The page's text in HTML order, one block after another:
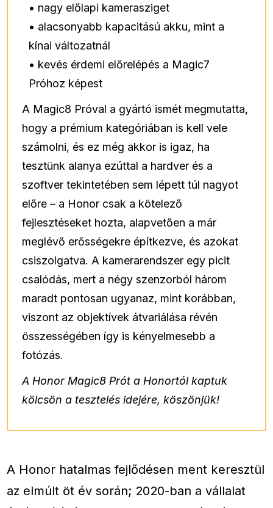
• nagy előlapi kamerasziget
• alacsonyabb kapacitású akku, mint a
kínai változatnál
• kevés érdemi előrelépés a Magic7
Próhoz képest
A Magic8 Próval a gyártó ismét megmutatta,
hogy a prémium kategóriában is kell vele
számolni, és ez még akkor is igaz, ha
tesztünk alanya ezúttal a hardver és a
szoftver tekintetében sem lépett túl nagyot
előre – a Honor csak a kötelező
fejlesztéseket hozta, alapvetően a már
meglévő erősségekre építkezve, és azokat
csiszolgatva. A kamerarendszer egy picit
csalódás, mert a négy szenzorból három
maradt pontosan ugyanaz, mint korábban,
viszont az objektívek átvariálása révén
összességében így is kényelmesebb a
fotózás.
A Honor Magic8 Prót a Honortól kaptuk
kölcsön a tesztelés idejére, köszönjük!
A Honor hatalmas fejlődésen ment keresztül
az elmúlt öt év során; 2020-ban a vállalat